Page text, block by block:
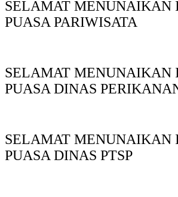
SELAMAT MENUNAIKAN
PUASA PARIWISATA
SELAMAT MENUNAIKAN
PUASA DINAS
SELAMAT MENUNAIKAN
PUASA DINAS PTSP